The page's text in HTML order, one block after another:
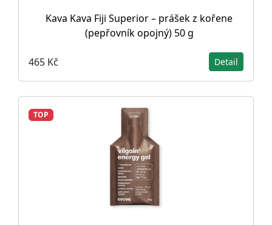
Kava Kava Fiji Superior – prášek z kořene
(pepřovník opojný) 50 g
465 Kč Detail
TOP